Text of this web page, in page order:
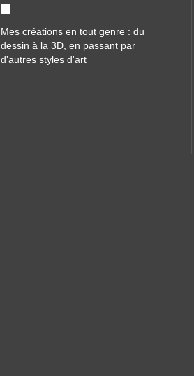
Mes créations en tout genre : du
dessin à la 3D, en passant par
d'autres styles d'art